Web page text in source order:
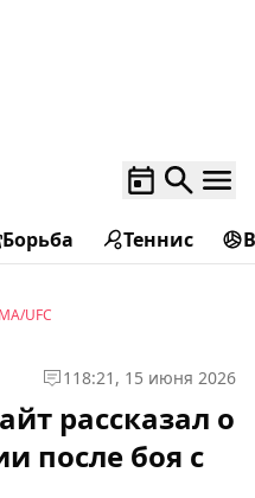
Борьба Теннис
UFC
1 18:21, 15 июня 2026
рассказал о
после боя с